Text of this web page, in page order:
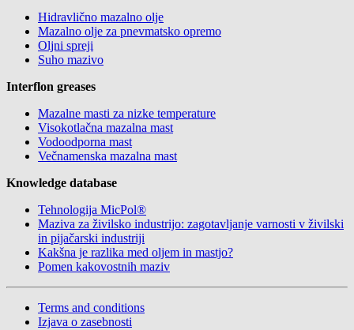
Hidravlično mazalno olje
Mazalno olje za pnevmatsko opremo
Oljni spreji
Suho mazivo
Interflon greases
Mazalne masti za nizke temperature
Visokotlačna mazalna mast
Vodoodporna mast
Večnamenska mazalna mast
Knowledge database
Tehnologija MicPol®
Maziva za živilsko industrijo: zagotavljanje varnosti v živilski
in pijačarski industriji
Kakšna je razlika med oljem in mastjo?
Pomen kakovostnih maziv
Terms and conditions
Izjava o zasebnosti